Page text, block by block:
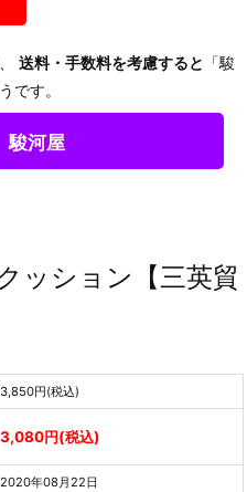
送料・手数料を考慮すると 「駿
です。
駿河屋
ッション【三英貿
3,850円(税込)
3,080円(税込)
2020年08月22日
発売♪